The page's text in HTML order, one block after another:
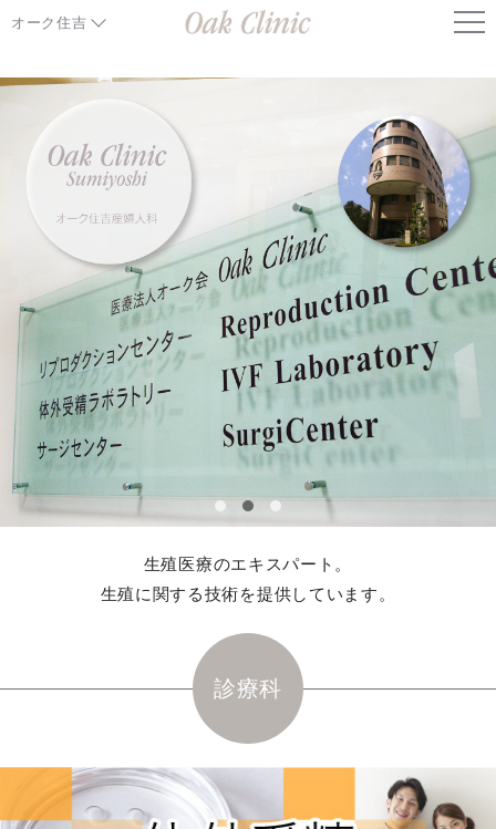
オーク住吉
通院中の患者様
担当医･受診のご案内
アクセスマップ
生殖医療のエキスパート。
生殖に関する技術を提供しています。
診療科